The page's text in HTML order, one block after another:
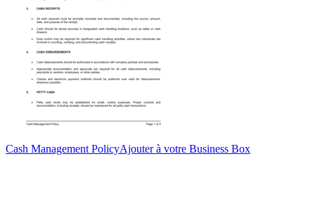
Cash Management PolicyAjouter à votre Business Box